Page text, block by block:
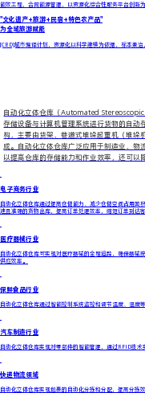
能效工程，合同能源管理，以资源化综合性服务平台创新
"文化遗产+旅游+民宿+特色农产品"
为全域旅游赋能
[CBD]城市编译计划，资源化以科学建模为依据，标本兼治
自动化立体仓库（Automated
存储设备与计算机管理系统进行货物的自动
构，主要由货架、巷道式堆垛起重机（堆垛
成。自动化立体仓库广泛应用于制造业、物
以提高仓库的存储能力和作业效率，还可以
电子商务行业
自动化立体仓库通过提高仓储能力、减少仓储空间占用面
速且准确的货物出库，提高订单处理效率，缩短订单到达客
医疗器械行业
自动化立体仓库可实现对医疗器械的全程追踪，确保器械
供应效率。
保鲜食品行业
自动化立体仓库通过智能控制系统监控和调节温度、湿度
汽车制造行业
自动化立体仓库实现对零部件的智能管理，通过RFID技
快递物流领域
自动化立体仓库实现包裹的自动化分拣和分配，提高分拣